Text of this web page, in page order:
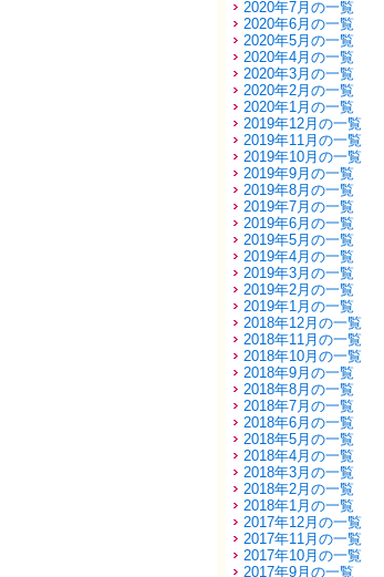
2020年7月の一覧
2020年6月の一覧
2020年5月の一覧
2020年4月の一覧
2020年3月の一覧
2020年2月の一覧
2020年1月の一覧
2019年12月の一覧
2019年11月の一覧
2019年10月の一覧
2019年9月の一覧
2019年8月の一覧
2019年7月の一覧
2019年6月の一覧
2019年5月の一覧
2019年4月の一覧
2019年3月の一覧
2019年2月の一覧
2019年1月の一覧
2018年12月の一覧
2018年11月の一覧
2018年10月の一覧
2018年9月の一覧
2018年8月の一覧
2018年7月の一覧
2018年6月の一覧
2018年5月の一覧
2018年4月の一覧
2018年3月の一覧
2018年2月の一覧
2018年1月の一覧
2017年12月の一覧
2017年11月の一覧
2017年10月の一覧
2017年9月の一覧